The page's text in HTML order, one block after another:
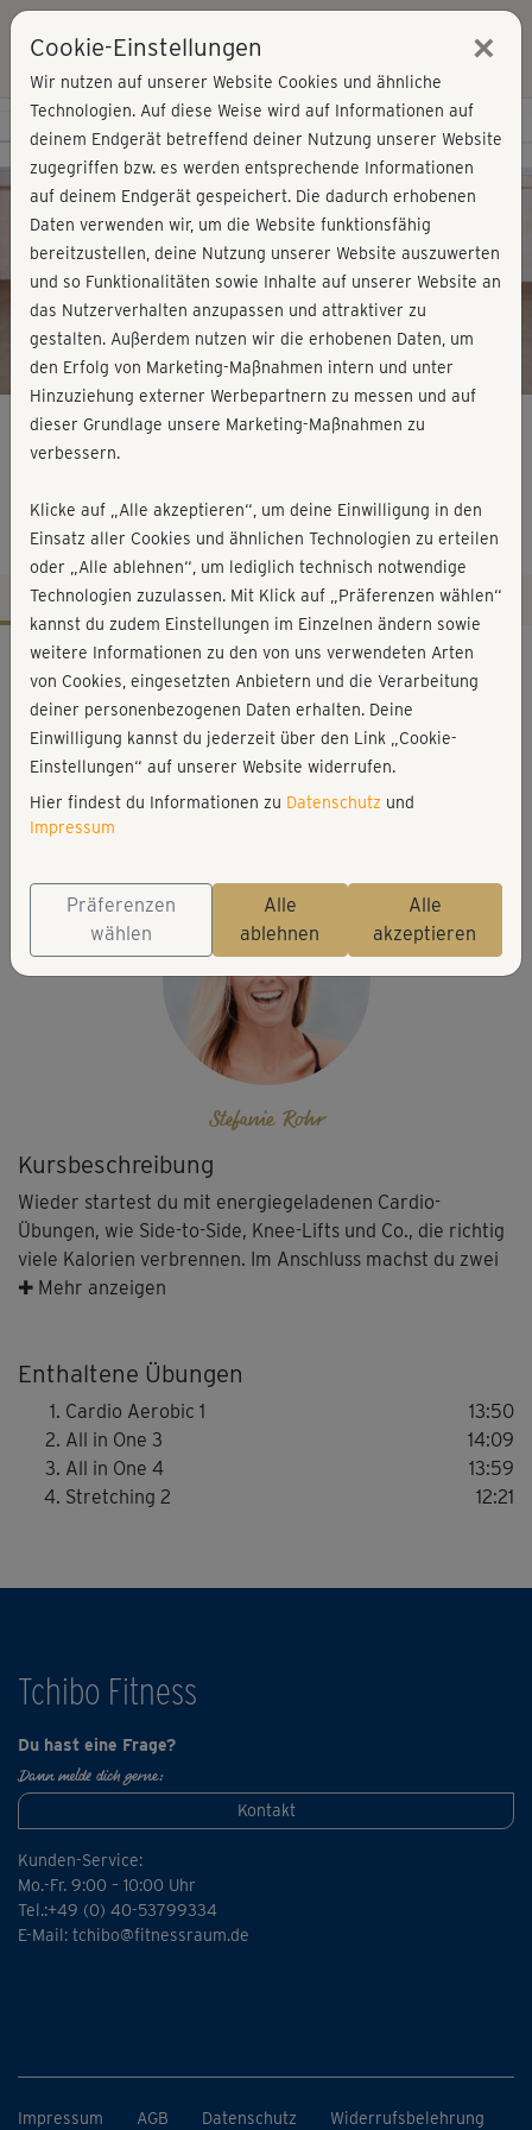
Play
Video
Kursvorschau - Jetzt mitmachen!
Schlank & fit - Cardio, All in one 3 (Kurs
23)
Kursbeschreibung
Wieder startest du mit energiegeladenen Cardio-
Übungen, wie Side-to-Side, Knee-Lifts und Co., die richtig
viele Kalorien verbrennen. Im Anschluss machst du zwei
"All in one"-Blöcke für mehr Kraft und Ausdauer. Achte
richtige Portion Entspannung.
Hinweis: Die verschiedenen Kursvarianten sind so
aufgebaut, dass du sie auch als mehrwöchiges Programm
trainieren kannst. So kannst du dir auch selbst dein
✚ Mehr anzeigen
Enthaltene Übungen
Cardio Aerobic 1
13:50
All in One 3
14:09
All in One 4
13:59
Stretching 2
12:21
Workout-Facts
mittelschwer
54 Min
386 kcal
Stefanie Rohr
Matte
Stefanie Rohr
Tchibo Fitness
Du hast eine Frage?
Dann melde dich gerne:
Kontakt
Kunden-Service:
Mo.-Fr. 9:00 – 10:00 Uhr
Tel.:+49 (0) 40-53799334
E-Mail: tchibo@fitnessraum.de
Impressum AGB Datenschutz Widerrufsbelehrung
Cookie-Einstellungen ×
Wir nutzen auf unserer Website Cookies und ähnliche
Technologien. Auf diese Weise wird auf Informationen auf
deinem Endgerät betreffend deiner Nutzung unserer Website
zugegriffen bzw. es werden entsprechende Informationen
auf deinem Endgerät gespeichert. Die dadurch erhobenen
Daten verwenden wir, um die Website funktionsfähig
bereitzustellen, deine Nutzung unserer Website auszuwerten
und so Funktionalitäten sowie Inhalte auf unserer Website an
das Nutzerverhalten anzupassen und attraktiver zu
gestalten. Außerdem nutzen wir die erhobenen Daten, um
den Erfolg von Marketing-Maßnahmen intern und unter
Hinzuziehung externer Werbepartnern zu messen und auf
dieser Grundlage unsere Marketing-Maßnahmen zu
verbessern.
Klicke auf „Alle akzeptieren“, um deine Einwilligung in den
Einsatz aller Cookies und ähnlichen Technologien zu erteilen
oder „Alle ablehnen“, um lediglich technisch notwendige
Technologien zuzulassen. Mit Klick auf „Präferenzen wählen“
kannst du zudem Einstellungen im Einzelnen ändern sowie
weitere Informationen zu den von uns verwendeten Arten
von Cookies, eingesetzten Anbietern und die Verarbeitung
deiner personenbezogenen Daten erhalten. Deine
Einwilligung kannst du jederzeit über den Link „Cookie-
Einstellungen“ auf unserer Website widerrufen.
Hier findest du Informationen zu Datenschutz und
Impressum
Präferenzen
wählen
Alle
ablehnen
Alle
akzeptieren